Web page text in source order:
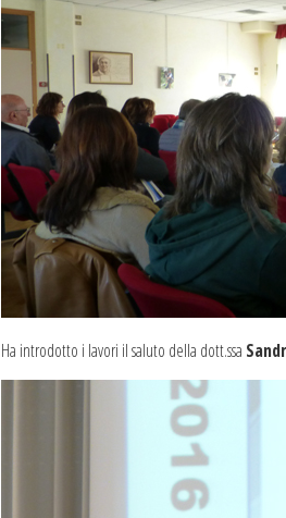
Ha introdotto i lavori il saluto della dott.ssa